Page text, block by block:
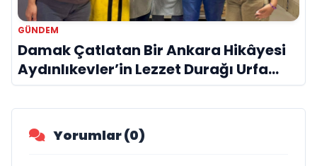
GÜNDEM
Damak Çatlatan Bir Ankara Hikâyesi
Aydınlıkevler’in Lezzet Durağı Urfa
Damak
Yorumlar (0)